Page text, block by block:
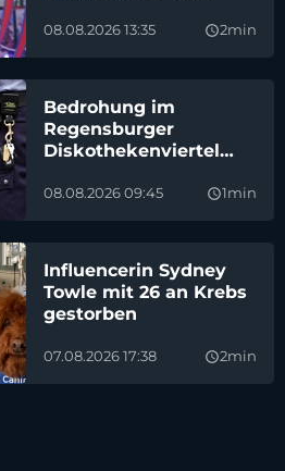
08.08.2026 13:35 query_builder2min
Bedrohung im
Regensburger
Diskothekenviertel
Festnahme
08.08.2026 09:45 query_builder1min
Influencerin Sydney
Towle mit 26 an Krebs
gestorben
07.08.2026 17:38 query_builder2min